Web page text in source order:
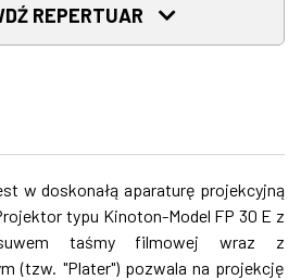
REPERTUAR
w doskonałą aparaturę projekcyjną
typu Kinoton-Model FP 30 E z
taśmy filmowej wraz z
(tzw. "Plater") pozwala na projekcję